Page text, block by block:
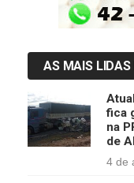
AS MAIS
fica
na
de
4 de